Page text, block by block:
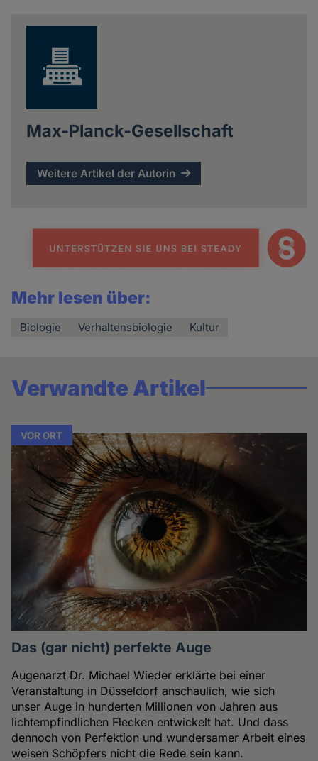
Max-Planck-Gesellschaft
Weitere Artikel der Autorin
Mehr lesen über:
Biologie Verhaltensbiologie Kultur
Verwandte Artikel
VOR ORT
Das (gar nicht) perfekte Auge
Augenarzt Dr. Michael Wieder erklärte bei einer
Veranstaltung in Düsseldorf anschaulich, wie sich
unser Auge in hunderten Millionen von Jahren aus
lichtempfindlichen Flecken entwickelt hat. Und dass
dennoch von Perfektion und wundersamer Arbeit eines
weisen Schöpfers nicht die Rede sein kann.